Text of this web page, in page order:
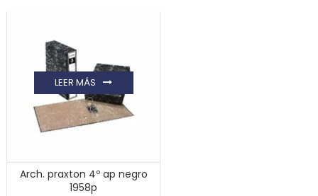
Arch. praxton 4º ap negro
1958p
LEER MÁS